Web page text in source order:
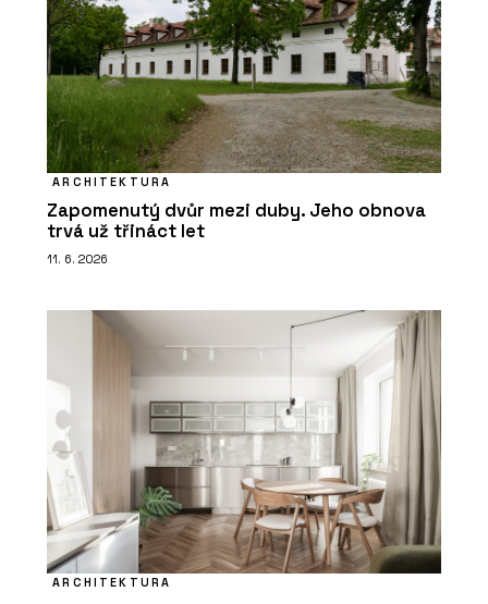
ARCHITEKTURA
Zapomenutý dvůr mezi duby. Jeho obnova
trvá už třináct let
11. 6. 2026
ARCHITEKTURA